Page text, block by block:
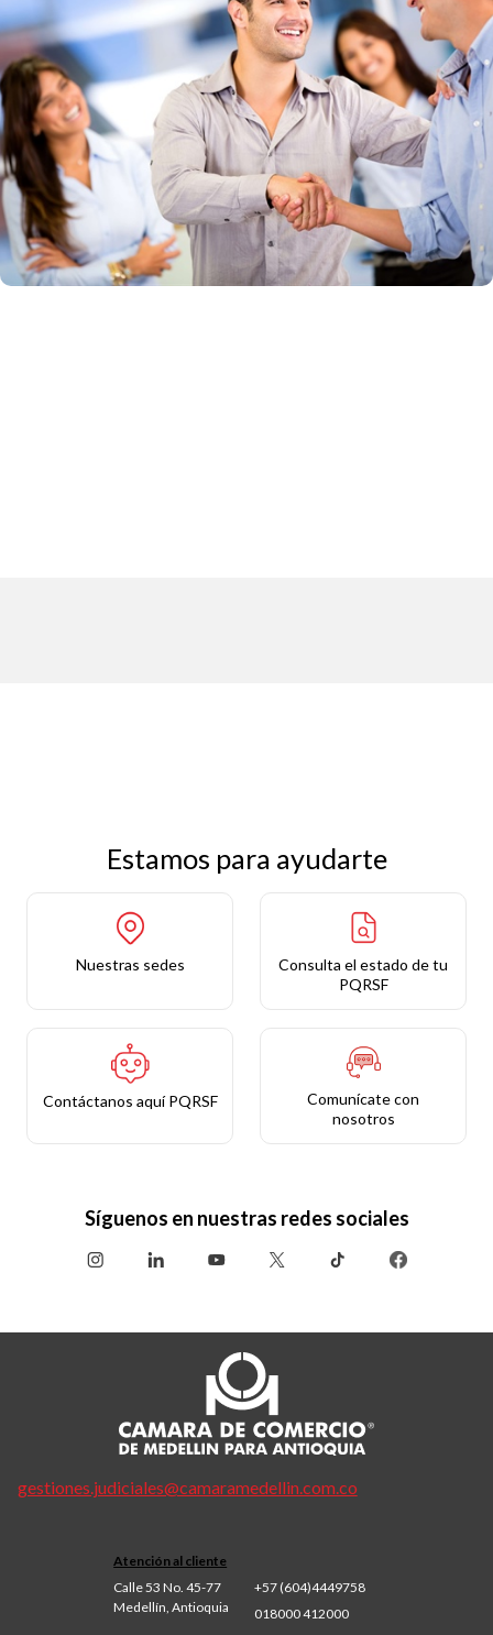
Estamos para ayudarte
Nuestras sedes
Consulta el estado de tu
PQRSF
Contáctanos aquí PQRSF
Comunícate con
nosotros
Síguenos en nuestras redes sociales
gestiones.judiciales@camaramedellin.com.co
Atención al cliente
Calle 53 No. 45-77
Medellín, Antioquia
+57 (604)4449758
018000 412000